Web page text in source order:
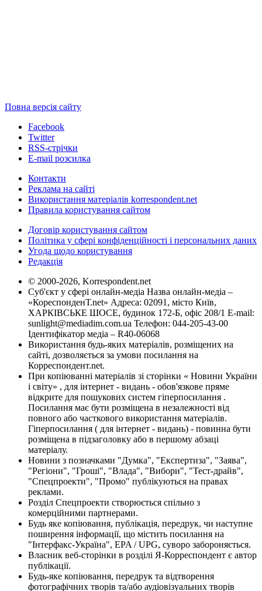
Повна версія сайту
Facebook
Twitter
RSS-стрічки
E-mail розсилка
Контакти
Реклама на сайті
Використання матеріалів korrespondent.net
Правила користування сайтом
Договір користування сайтом
Політика у сфері конфіденційності і персональних даних
Угода щодо користування
Редакція
© 2000-2026, Korrespondent.net
Суб'єкт у сфері онлайн-медіа Назва онлайн-медіа –
«КореспонденТ.net» Адреса: 02091, місто Київ,
ХАРКІВСЬКЕ ШОСЕ, будинок 172-Б, офіс 208/1 E-mail:
sunlight@mediadim.com.ua Телефон: 044-205-43-00
Ідентифікатор медіа – R40-06068
Використання будь-яких матеріалів, розміщених на
сайті, дозволяється за умови посилання на
Корреспондент.net.
При копіюванні матеріалів зі сторінки « Новини України
і світу» , для інтернет - видань - обов'язкове пряме
відкрите для пошукових систем гіперпосилання .
Посилання має бути розміщена в незалежності від
повного або часткового використання матеріалів.
Гіперпосилання ( для інтернет - видань) - повинна бути
розміщена в підзаголовку або в першому абзаці
матеріалу.
Новини з позначками "Думка", "Експертиза", "Заява",
"Регіони", "Гроші", "Влада", "Вибори", "Тест-драйв",
"Спецпроекти", "Промо" публікуються на правах
реклами.
Розділ Спецпроекти створюється спільно з
комерційними партнерами.
Будь яке копіювання, публікація, передрук, чи наступне
поширення інформації, що містить посилання на
"Інтерфакс-Україна", EPA / UPG, суворо забороняється.
Власник веб-сторінки в розділі Я-Корреспондент є автор
публікації.
Будь-яке копіювання, передрук та відтворення
фотографічних творів та/або аудіовізуальних творів